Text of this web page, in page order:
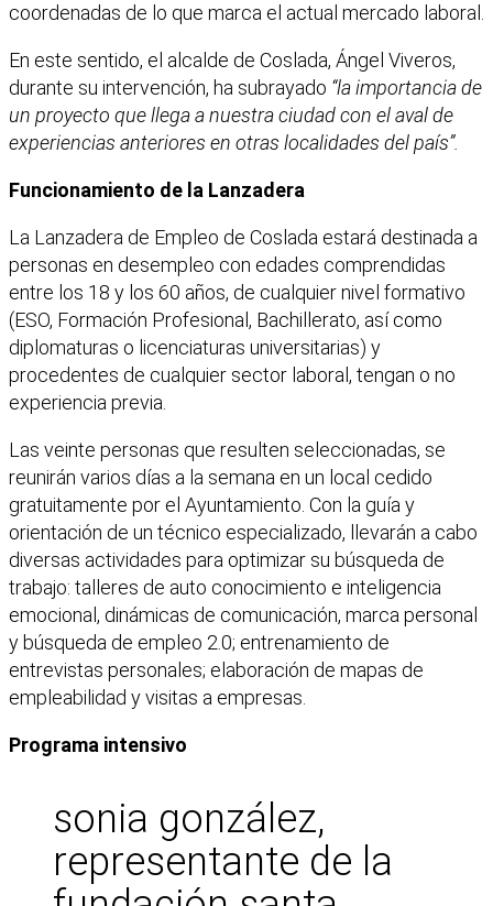
coordenadas de lo que marca el actual mercado laboral.
En este sentido, el alcalde de Coslada, Ángel Viveros,
durante su intervención, ha subrayado “la importancia de
un proyecto que llega a nuestra ciudad con el aval de
experiencias anteriores en otras localidades del país”.
Funcionamiento de la Lanzadera
La Lanzadera de Empleo de Coslada estará destinada a
personas en desempleo con edades comprendidas
entre los 18 y los 60 años, de cualquier nivel formativo
(ESO, Formación Profesional, Bachillerato, así como
diplomaturas o licenciaturas universitarias) y
procedentes de cualquier sector laboral, tengan o no
experiencia previa.
Las veinte personas que resulten seleccionadas, se
reunirán varios días a la semana en un local cedido
gratuitamente por el Ayuntamiento. Con la guía y
orientación de un técnico especializado, llevarán a cabo
diversas actividades para optimizar su búsqueda de
trabajo: talleres de auto conocimiento e inteligencia
emocional, dinámicas de comunicación, marca personal
y búsqueda de empleo 2.0; entrenamiento de
entrevistas personales; elaboración de mapas de
empleabilidad y visitas a empresas.
Programa intensivo
sonia gonzález,
representante de la